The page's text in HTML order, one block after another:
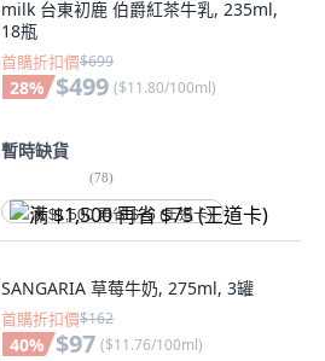
milk 台東初鹿 伯爵紅茶牛乳, 235ml,
18瓶
首購折扣價$699
28% $499 ($11.80/100ml)
暫時缺貨
(78)
满 $1,500 再省 $75 (王道卡)
SANGARIA 草莓牛奶, 275ml, 3罐
首購折扣價$162
40% $97 ($11.76/100ml)